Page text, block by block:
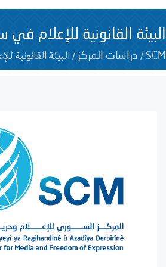
البيئة القانونية للإعلام في
SCM
/ دراسات المركز / البيئة القانونية